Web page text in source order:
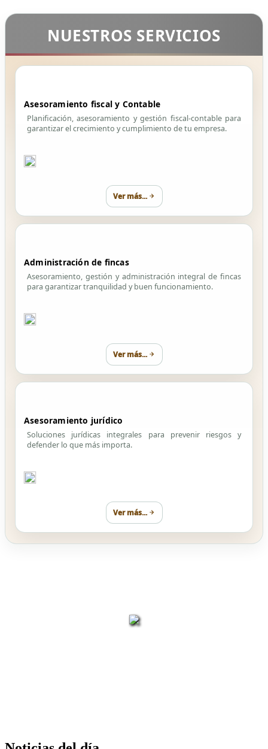
NUESTROS SERVICIOS
Asesoramiento fiscal y Contable
Planificación, asesoramiento y gestión fiscal-contable para
garantizar el crecimiento y cumplimiento de tu empresa.
Ver más...
Administración de fincas
Asesoramiento, gestión y administración integral de fincas
para garantizar tranquilidad y buen funcionamiento.
Ver más...
Asesoramiento jurídico
Soluciones jurídicas integrales para prevenir riesgos y
defender lo que más importa.
Ver más...